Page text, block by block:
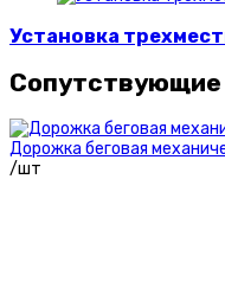
Установка
Дорожка беговая
/шт